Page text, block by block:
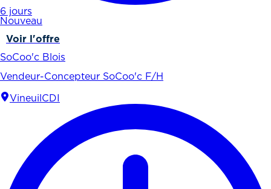
6 jours
Nouveau
Voir l'offre
SoCoo'c Blois
Vendeur-Concepteur SoCoo'c F/H
Vineuil CDI